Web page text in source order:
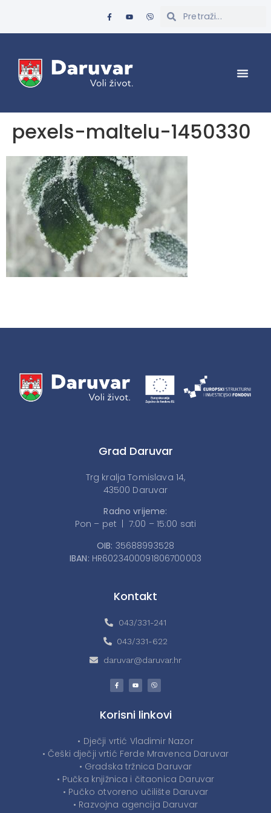
pexels-maltelu-1450330
Grad Daruvar
Trg kralja Tomislava 14,
43500 Daruvar
Radno vrijeme:
Pon – pet | 7:00 – 15:00 sati
OIB: 35688993528
IBAN: HR6023400091806700003
Kontakt
043/331-241
043/331-622
daruvar@daruvar.hr
Korisni linkovi
• Dječji vrtić Vladimir Nazor
• Češki dječji vrtić Ferde Mravenca Daruvar
• Gradska tržnica Daruvar
• Pučka knjižnica i čitaonica Daruvar
• Pučko otvoreno učilište Daruvar
• Razvojna agencija Daruvar